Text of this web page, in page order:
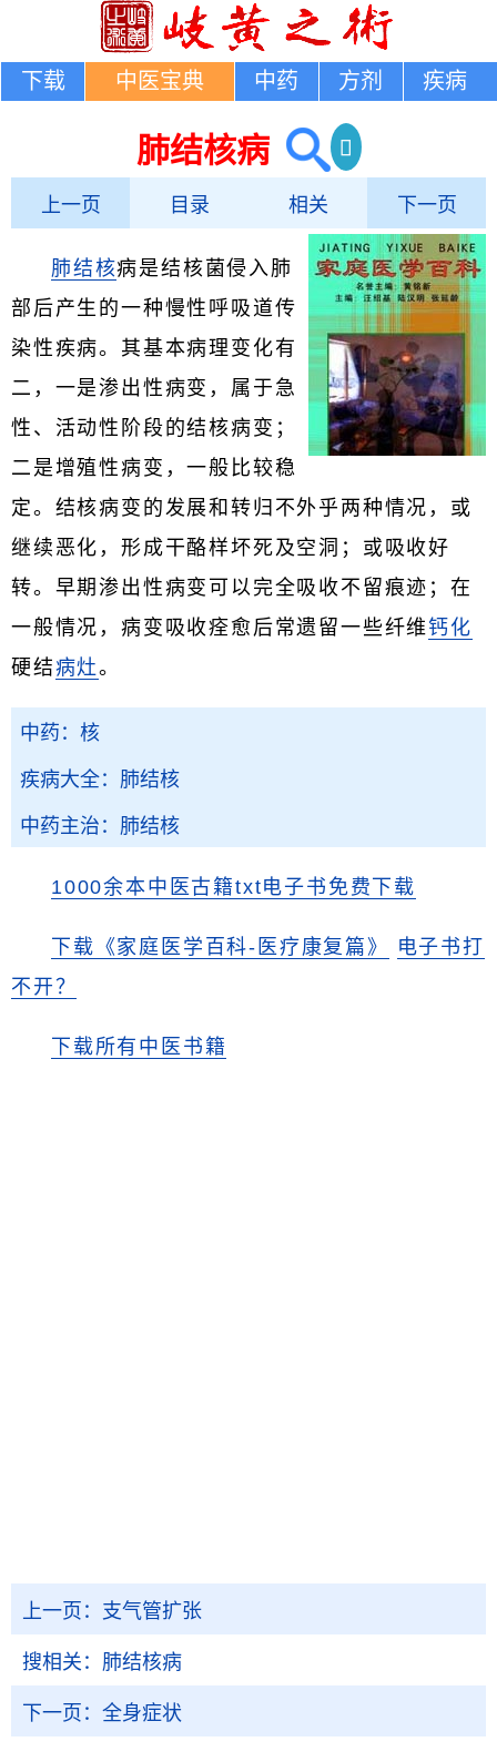
下载 中医宝典 中药 方剂 疾病
肺结核病
上一页 目录 相关 下一页
肺结核病是结核菌侵入肺
部后产生的一种慢性呼吸道传
染性疾病。其基本病理变化有
二，一是渗出性病变，属于急
性、活动性阶段的结核病变；
二是增殖性病变，一般比较稳
定。结核病变的发展和转归不外乎两种情况，或
继续恶化，形成干酪样坏死及空洞；或吸收好
转。早期渗出性病变可以完全吸收不留痕迹；在
一般情况，病变吸收痊愈后常遗留一些纤维钙化
硬结病灶。
中药：核
疾病大全：肺结核
中药主治：肺结核
1000余本中医古籍txt电子书免费下载
下载《家庭医学百科-医疗康复篇》
电子书打
不开？
下载所有中医书籍
上一页： 支气管扩张
搜相关： 肺结核病
下一页： 全身症状